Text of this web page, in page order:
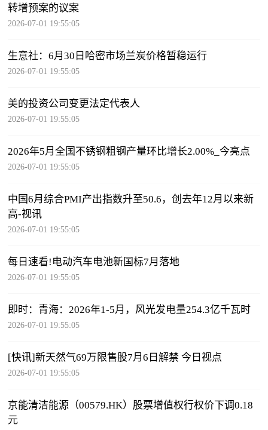
转增预案的议案
2026-07-01 19:55:05
生意社：6月30日哈密市场兰炭价格暂稳运行
2026-07-01 19:55:05
美的投资公司变更法定代表人
2026-07-01 19:55:05
2026年5月全国不锈钢粗钢产量环比增长2.00%_今亮点
2026-07-01 19:55:05
中国6月综合PMI产出指数升至50.6，创去年12月以来新
高-视讯
2026-07-01 19:55:05
每日速看!电动汽车电池新国标7月落地
2026-07-01 19:55:05
即时：青海：2026年1-5月，风光发电量254.3亿千瓦时
2026-07-01 19:55:05
[快讯]新天然气69万限售股7月6日解禁 今日视点
2026-07-01 19:55:05
京能清洁能源（00579.HK）股票增值权行权价下调0.18
元